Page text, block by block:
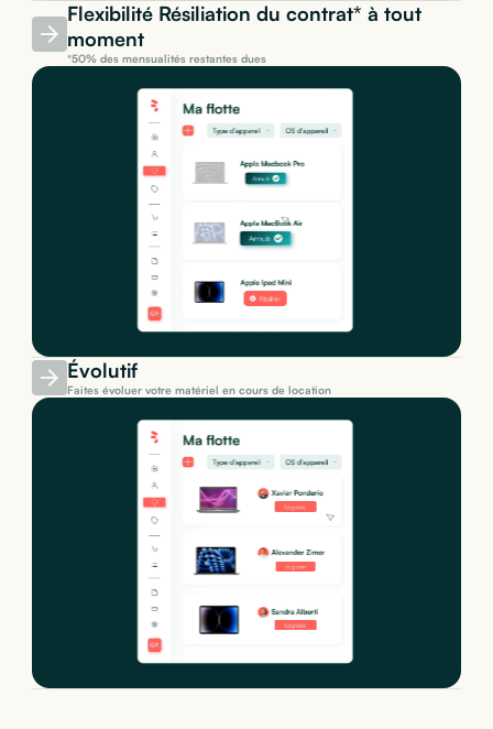
Flexibilité Résiliation du contrat* à tout
moment
*50% des mensualités restantes dues
Évolutif
Faites évoluer votre matériel en cours de location